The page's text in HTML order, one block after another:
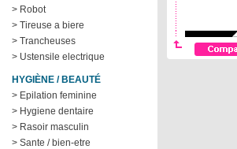
> Robot
> Tireuse a biere
> Trancheuses
> Ustensile electrique
HYGIÈNE / BEAUTÉ
> Epilation feminine
> Hygiene dentaire
> Rasoir masculin
> Sante / bien-etre